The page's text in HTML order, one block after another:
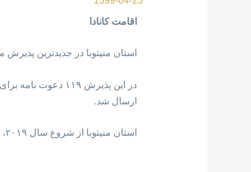
اقامت کانادا
استان منیتوبا در جدیدترین پذیرش مهاجر
ارسال شد.
استان منیتوبا از شروع سال ۲۰۱۹، ۴۳۲۰ دعوت نامه مهاجرتی صادر کرده است.